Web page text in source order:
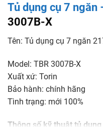
Tủ dụng cụ 7 ngăn
3007B-X
Tên: Tủ dụng cụ 7 ngăn
Model: TBR 3007B-X
Xuất xứ: Torin
Bảo hành: chính hãng
Tình trạng: mới 100%
Thông số kỹ thuật tủ